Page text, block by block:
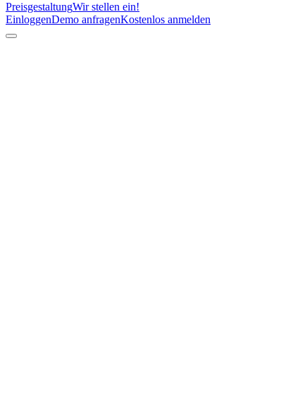
PreisgestaltungWir stellen ein!
EinloggenDemo anfragenKostenlos anmelden